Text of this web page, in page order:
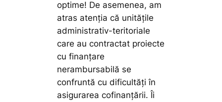
optime! De asemenea, am
atras atenția că unitățile
administrativ-teritoriale
care au contractat proiecte
cu finanțare
nerambursabilă se
confruntă cu dificultăți în
asigurarea cofinanțării. Îi